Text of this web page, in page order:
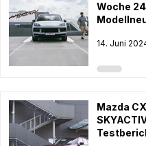
Woche
14. Juni
Mazda